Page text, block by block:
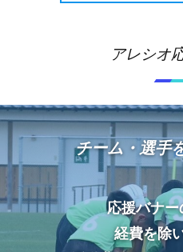
アレシオ
チーム・選手
応援バナ
経費を除